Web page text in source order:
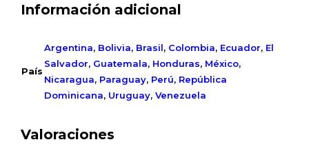
Información adicional
País
Argentina, Bolivia, Brasil, Colombia, Ecuador, El
Salvador, Guatemala, Honduras, México,
Nicaragua, Paraguay, Perú, República
Dominicana, Uruguay, Venezuela
Valoraciones